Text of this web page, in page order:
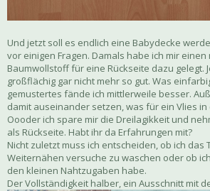
Und jetzt soll es endlich eine Babydecke
vor einigen Fragen. Damals habe ich mir einen
Baumwollstoff für eine Rückseite dazu gelegt.
großflächig gar nicht mehr so gut. Was
gemustertes fände ich mittlerweile besser.
damit auseinander setzen, was für ein Vlies in
Oooder ich spare mir die Dreilagikkeit und
als Rückseite. Habt ihr da Erfahrungen mit?
Nicht zuletzt muss ich entscheiden, ob ich das
Weiternähen versuche zu waschen oder ob
den kleinen Nahtzugaben habe.
Der Vollständigkeit halber, ein Ausschnitt mit